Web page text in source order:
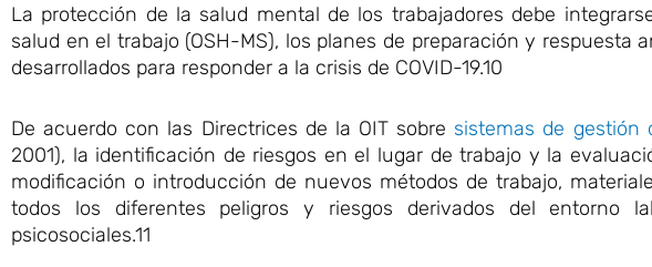
La protección de la salud mental de los trabajadores debe
salud en el trabajo (OSH-MS), los planes de preparación y respuesta
desarrollados para responder a la crisis de COVID-19.10
De acuerdo con las Directrices de la OIT sobre sistemas de gestión
2001), la identificación de riesgos en el lugar de trabajo y la
modificación o introducción de nuevos métodos de trabajo,
todos los diferentes peligros y riesgos derivados del entorno
psicosociales.11